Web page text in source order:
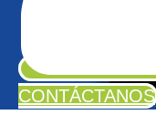
CONTÁCTANOS